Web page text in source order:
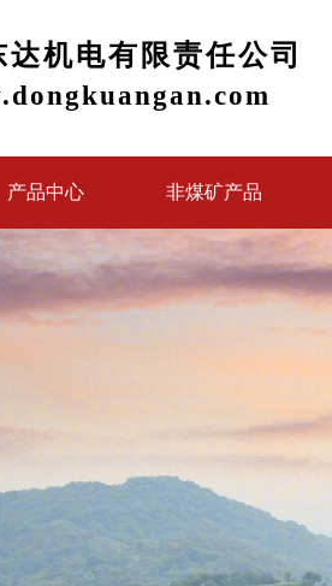
达机电有限责任公司
产品中心 非煤矿产品